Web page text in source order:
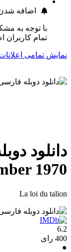
اضافه
تمام کاربران
نمایش تمامی
1970
La loi du talion
6.2
400 رای
●